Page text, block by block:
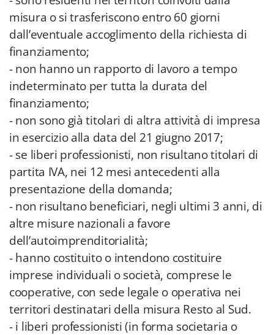
misura o si trasferiscono entro 60 giorni
dall’eventuale accoglimento della richiesta di
finanziamento;
- non hanno un rapporto di lavoro a tempo
indeterminato per tutta la durata del
finanziamento;
- non sono già titolari di altra attività di impresa
in esercizio alla data del 21 giugno 2017;
- se liberi professionisti, non risultano titolari di
partita IVA, nei 12 mesi antecedenti alla
presentazione della domanda;
- non risultano beneficiari, negli ultimi 3 anni, di
altre misure nazionali a favore
dell’autoimprenditorialità;
- hanno costituito o intendono costituire
imprese individuali o società, comprese le
cooperative, con sede legale o operativa nei
territori destinatari della misura Resto al Sud.
- i liberi professionisti (in forma societaria o